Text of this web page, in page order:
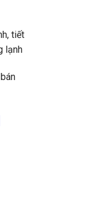
tiết
lạnh